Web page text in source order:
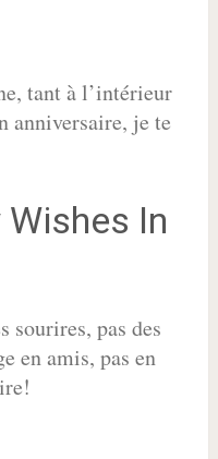
tant à l’intérieur
anniversaire, je te
In
sourires, pas des
en amis, pas en